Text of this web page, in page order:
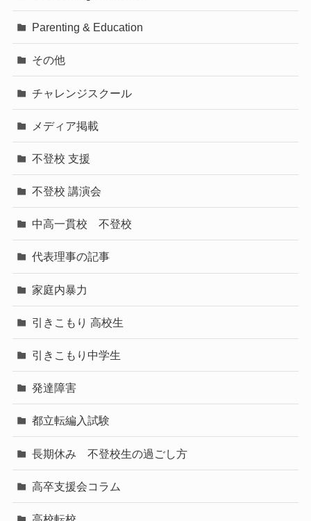
Parenting & Education
その他
チャレンジスクール
メディア掲載
不登校 支援
不登校 講演会
中高一貫校 不登校
代表理事の記事
家庭内暴力
引きこもり 高校生
引きこもり中学生
発達障害
都立転編入試験
長期休み 不登校生の過ごし方
高卒支援会コラム